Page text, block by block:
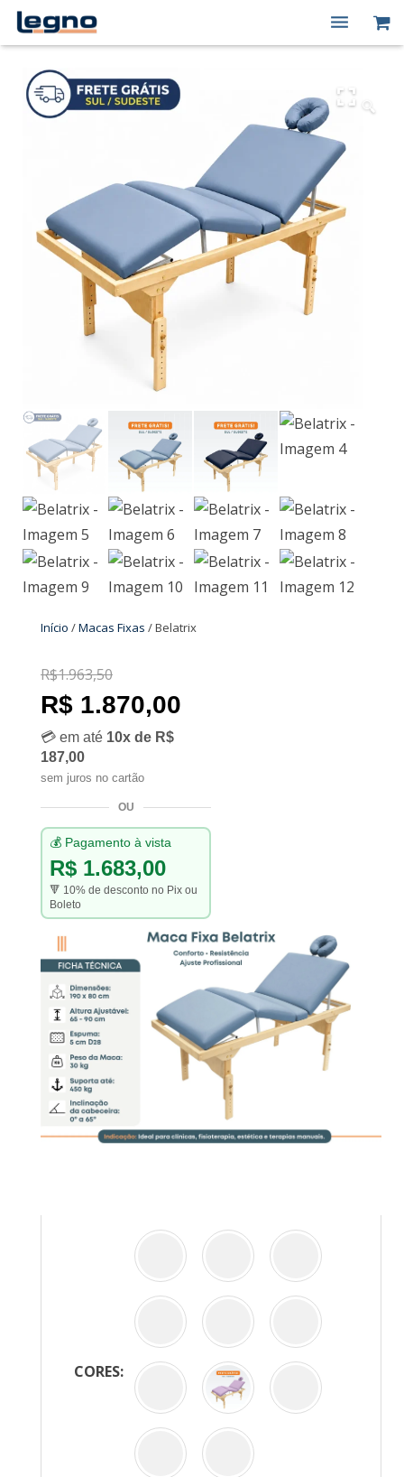
Quem Somos
Produtos
Peças de Reposição
Contato
Minha conta
🔍
Início /Macas Fixas / Belatrix
R$1.963,50
R$ 1.963,50
R$ 1.870,00
💳 em até 10x de R$
187,00
sem juros no cartão
OU
💰 Pagamento à vista
R$ 1.683,00
🔻 10% de desconto no Pix ou
Boleto
CORES: